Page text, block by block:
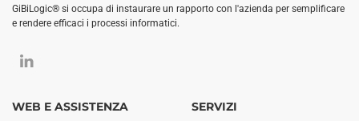
GiBiLogic® si occupa di instaurare un rapporto con l'azienda per semplificare
e rendere efficaci i processi informatici.
WEB E ASSISTENZA SERVIZI